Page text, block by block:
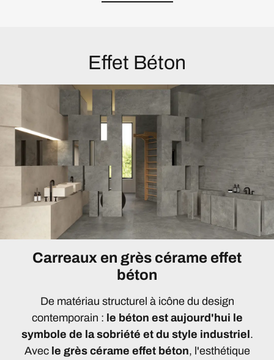
Effet Béton
Carreaux en grès cérame effet
béton
De matériau structurel à icône du design
contemporain : le béton est aujourd'hui le
symbole de la sobriété et du style industriel.
Avec le grès cérame effet béton, l'esthétique